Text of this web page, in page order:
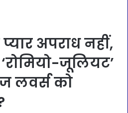
अपराध नहीं,
जूलियट’
लवर्स को